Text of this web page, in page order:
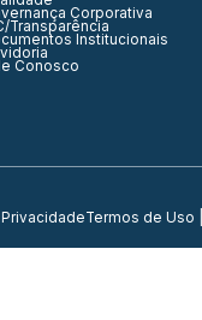
Corporativa
Transparência
Institucionais
Conosco
Termos de Uso